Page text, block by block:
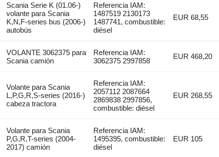
Scania Serie K (01.06-)
volante para Scania
K,N,F-series bus (2006-)
autobús
Referencia IAM:
1487519 2130173
1487741, combustible:
diésel
EUR 68,55
VOLANTE 3062375 para
Scania camión
Referencia IAM:
3062375 2997858
EUR 468,20
Volante para Scania
L,P,G,R,S-series (2016-)
cabeza tractora
Referencia IAM:
2057112 2087664
2869838 2997856,
combustible: diésel
EUR 268,55
Volante para Scania
P,G,R,T-series (2004-
2017) camión
Referencia IAM:
1495395, combustible:
diésel
EUR 105